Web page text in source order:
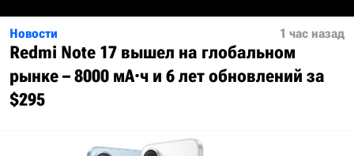
Новости 1 час назад
Redmi Note 17 вышел на глобальном
рынке – 8000 мА·ч и 6 лет обновлений за
$295